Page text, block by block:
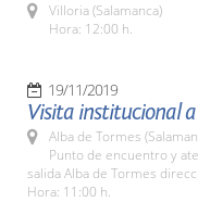
Villoria (Salamanca)
Hora: 12:00 h.
19/11/2019
Visita institucional a
Alba de Tormes
Punto de encuentro y
salida Alba de Tormes
Hora: 11:00 h.